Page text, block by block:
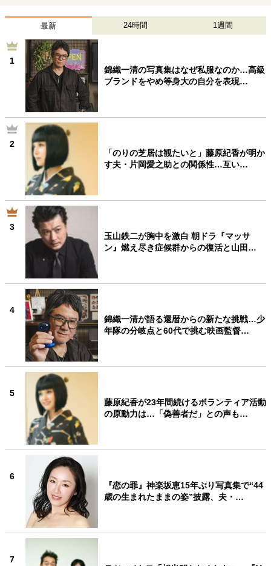
最新 24時間 1週間
1
錦織一清の写真集はなぜ私服なのか…高級
ブランドをやめ等身大の自分を表現…
2
「のりの芝居は観たいと」藤原紀香が明か
す夫・片岡愛之助との関係性…互い…
3
玉山鉄二が胸中を激白 朝ドラ『マッサ
ン』燃え尽き症候群からの復活と山田…
4
錦織一清が語る還暦からの新たな挑戦…少
年隊の分岐点と60代で挑む映画監督…
5
藤原紀香が23年間続けるボランティア活動
の原動力は…「偽善者だ」との声も…
6
『恋の罪』神楽坂恵15年ぶり写真集で“44
歳の生まれたままの姿”披露、夫・…
7